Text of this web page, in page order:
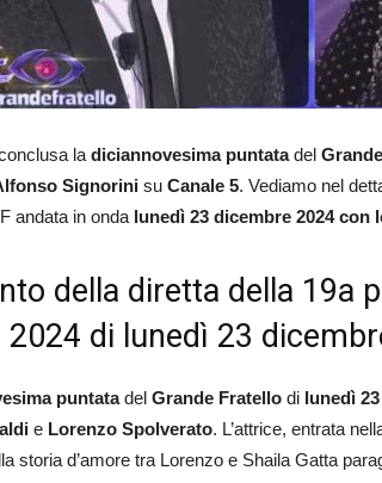
la diciannovesima puntatadel
Signorini su Canale 5. Vediamo nel
andata in onda lunedì 23 dicembre 2024 con
della diretta della 19a
2024 di lunedì 23
puntatadel Grande Fratello di lunedì
e Lorenzo Spolverato. L’attrice, entrata
storia d’amore tra Lorenzo e Shaila Gatta